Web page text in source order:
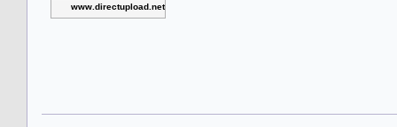
www.directupload.net